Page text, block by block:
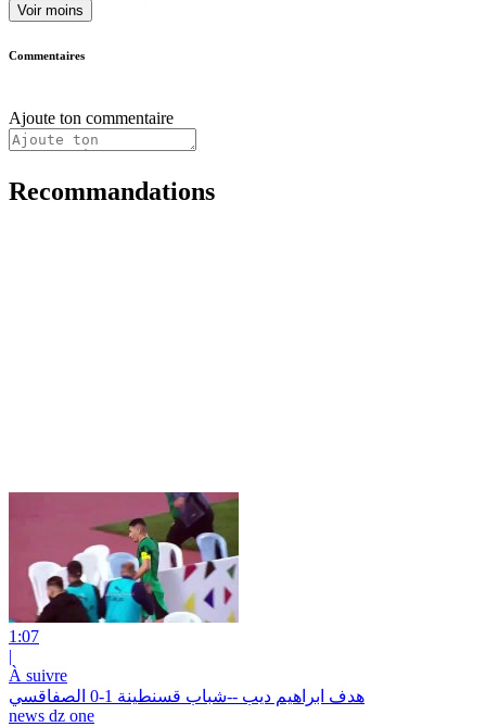
Voir moins
Commentaires
Ajoute ton commentaire
Recommandations
1:07
|
À suivre
هدف ابراهيم ديب --شباب قسنطينة 1-0 الصفاقسي
news dz one